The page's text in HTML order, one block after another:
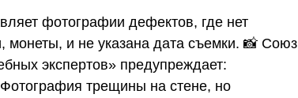
фотографии дефектов, где нет
монеты, и не указана дата съемки. 📸 Союз
экспертов» предупреждает:
Фотография трещины на стене, но